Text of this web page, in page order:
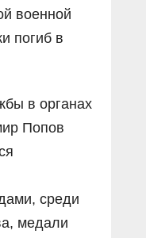
военной
погиб в
в органах
Попов
среди
медали